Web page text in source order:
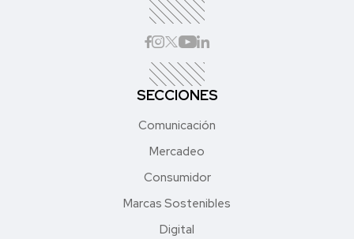
SECCIONES
Comunicación
Mercadeo
Consumidor
Marcas Sostenibles
Digital